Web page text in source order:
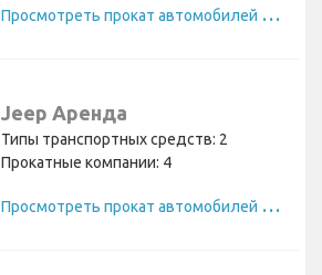
П
росмотреть прокат автомобилей Dodge
Jeep Аренда
Типы транспортных средств: 2
Прокатные компании: 4
П
росмотреть прокат автомобилей Jeep